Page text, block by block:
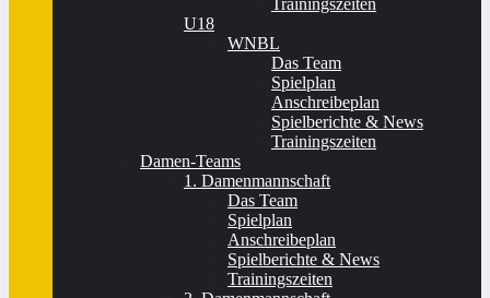
Trainingszeiten
U18
WNBL
Das Team
Spielplan
Anschreibeplan
Spielberichte & News
Trainingszeiten
Damen-Teams
1. Damenmannschaft
Das Team
Spielplan
Anschreibeplan
Spielberichte & News
Trainingszeiten